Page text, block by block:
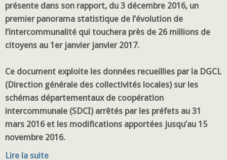
présente dans son rapport, du 3 décembre 2016, un
premier panorama statistique de l’évolution de
l’intercommunalité qui touchera près de 26 millions de
citoyens au 1er janvier janvier 2017.
Ce document exploite les données recueillies par la DGCL
(Direction générale des collectivités locales) sur les
schémas départementaux de coopération
intercommunale (SDCI) arrêtés par les préfets au 31
mars 2016 et les modifications apportées jusqu’au 15
novembre 2016.
Lire la suite